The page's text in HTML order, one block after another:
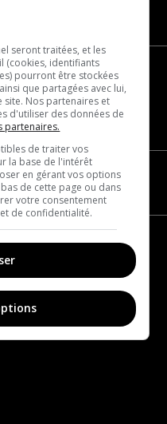
seront traitées, et les
(cookies, identifiants
pourront être stockées
que partagées avec lui,
site. Nos partenaires et
d'utiliser des données de
partenaires.
de traiter vos
la base de l'intérêt
en gérant vos options
de cette page ou dans
votre consentement
de confidentialité.